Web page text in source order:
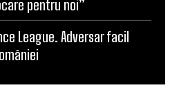
cu KuPS: „Terenul
pentru noi”
League. Adversar facil